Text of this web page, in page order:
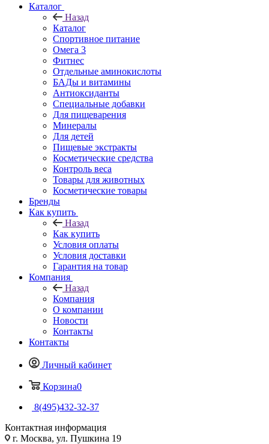
Каталог
Назад
Каталог
Спортивное питание
Омега 3
Фитнес
Отдельные аминокислоты
БАДы и витамины
Антиоксиданты
Специальные добавки
Для пищеварения
Минералы
Для детей
Пищевые экстракты
Косметические средства
Контроль веса
Товары для животных
Косметические товары
Бренды
Как купить
Назад
Как купить
Условия оплаты
Условия доставки
Гарантия на товар
Компания
Назад
Компания
О компании
Новости
Контакты
Контакты
Личный кабинет
Корзина0
8(495)432-32-37
Контактная информация
г. Москва, ул. Пушкина 19